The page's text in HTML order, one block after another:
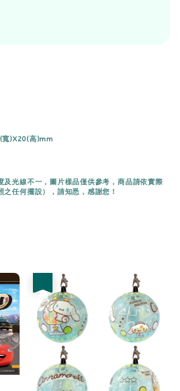
)X20(高)mm
及光線不一，圖片樣品僅供參考，商品請依實際
任何擺設），請知悉，感謝您！